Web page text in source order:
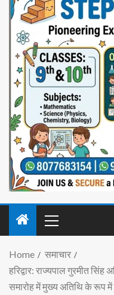
Home
समाचार
हरिद्वार: राज्यपाल गुरमीत सिंह
समारोह में मुख्य अतिथि के रूप में